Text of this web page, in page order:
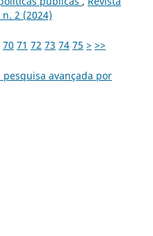
2 (2024)
70 71 72 73 74 75 > >>
avançada por